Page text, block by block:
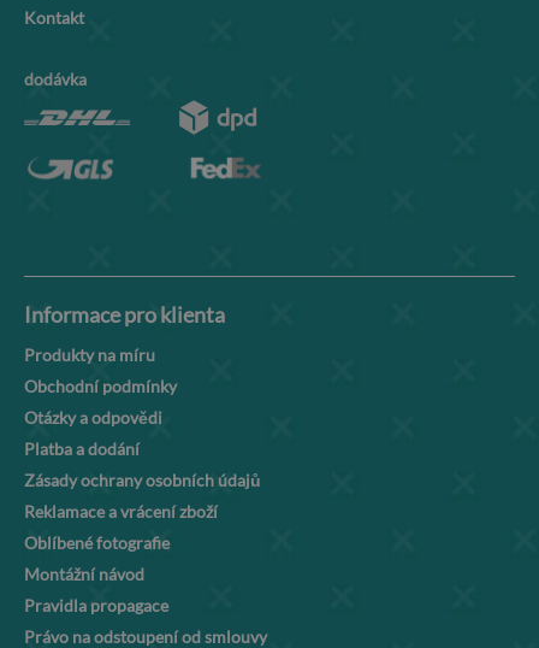
Kontakt
dodávka
Informace pro klienta
Produkty na míru
Obchodní podmínky
Otázky a odpovědi
Platba a dodání
Zásady ochrany osobních údajů
Reklamace a vrácení zboží
Oblíbené fotografie
Montážní návod
Pravidla propagace
Právo na odstoupení od smlouvy